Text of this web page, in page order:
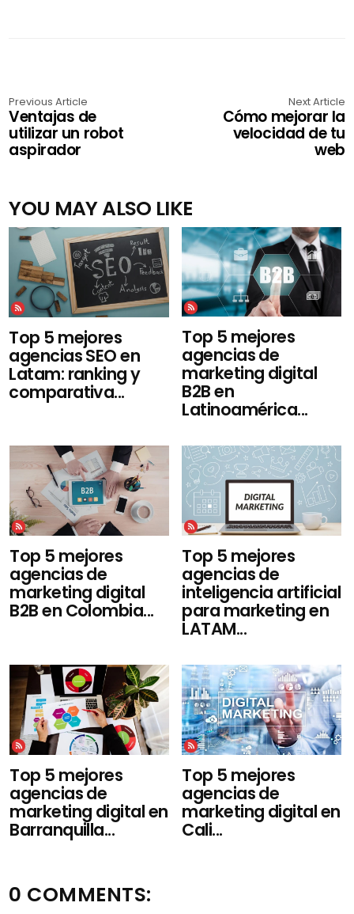
Previous Article
Ventajas de
utilizar un robot
aspirador
Next Article
Cómo mejorar la
velocidad de tu
web
YOU MAY ALSO LIKE
Top 5 mejores
agencias SEO en
Latam: ranking y
comparativa...
Top 5 mejores
agencias de
marketing digital
B2B en
Latinoamérica...
Top 5 mejores
agencias de
marketing digital
B2B en Colombia...
Top 5 mejores
agencias de
inteligencia artificial
para marketing en
LATAM...
Top 5 mejores
agencias de
marketing digital en
Barranquilla...
Top 5 mejores
agencias de
marketing digital en
Cali...
0 COMMENTS: